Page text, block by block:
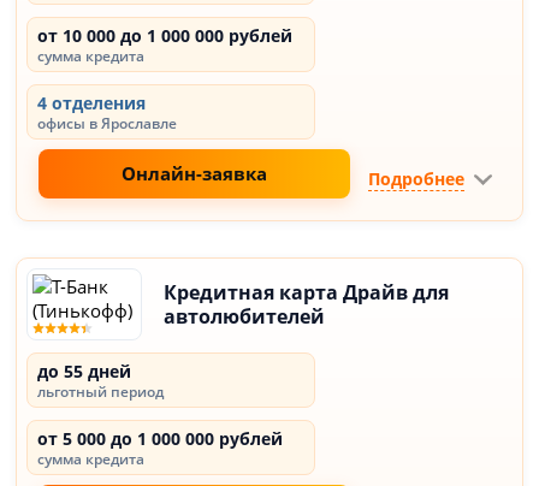
от 10 000 до 1 000 000 рублей
сумма кредита
4 отделения
офисы в Ярославле
Онлайн-заявка Подробнее
Кредитная карта Драйв для
автолюбителей
до 55 дней
льготный период
от 5 000 до 1 000 000 рублей
сумма кредита